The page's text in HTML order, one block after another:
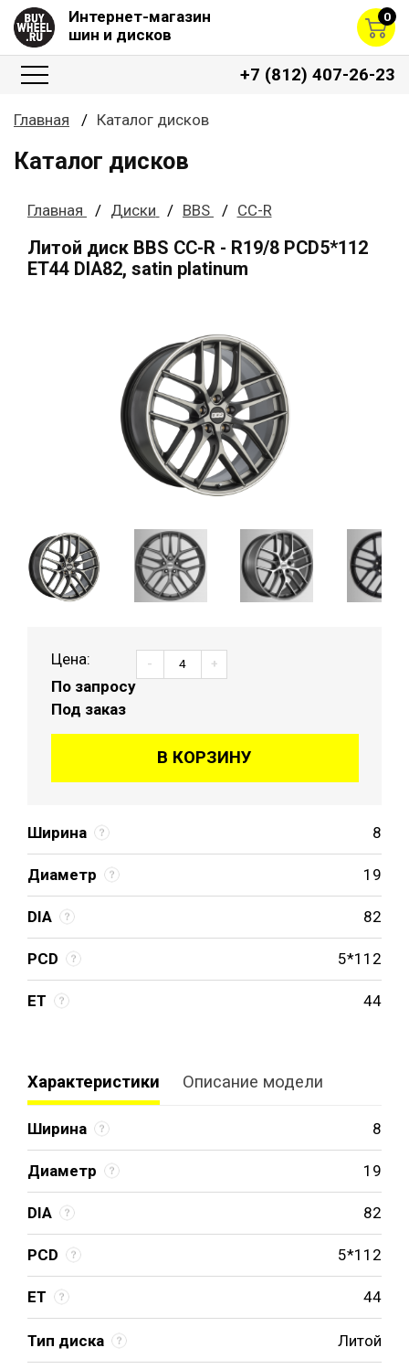
Интернет-магазин
шин и дисков
0
+7 (812) 407-26-23
Главная Каталог дисков
Каталог дисков
Главная Диски BBS CC-R
Литой диск BBS CC-R - R19/8 PCD5*112
ET44 DIA82, satin platinum
Ширина 8
Диаметр 19
DIA 82
PCD 5*112
ET 44
Цена:
По запросу
Под заказ
- +
В КОРЗИНУ
Характеристики Описание модели
Ширина 8
Диаметр 19
DIA 82
PCD 5*112
ET 44
Тип диска Литой